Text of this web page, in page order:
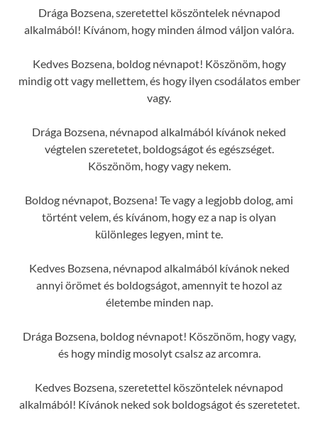
Drága Bozsena, szeretettel köszöntelek névnapod
alkalmából! Kívánom, hogy minden álmod váljon valóra.
Kedves Bozsena, boldog névnapot! Köszönöm, hogy
mindig ott vagy mellettem, és hogy ilyen csodálatos ember
vagy.
Drága Bozsena, névnapod alkalmából kívánok neked
végtelen szeretetet, boldogságot és egészséget.
Köszönöm, hogy vagy nekem.
Boldog névnapot, Bozsena! Te vagy a legjobb dolog, ami
történt velem, és kívánom, hogy ez a nap is olyan
különleges legyen, mint te.
Kedves Bozsena, névnapod alkalmából kívánok neked
annyi örömet és boldogságot, amennyit te hozol az
életembe minden nap.
Drága Bozsena, boldog névnapot! Köszönöm, hogy vagy,
és hogy mindig mosolyt csalsz az arcomra.
Kedves Bozsena, szeretettel köszöntelek névnapod
alkalmából! Kívánok neked sok boldogságot és szeretetet.